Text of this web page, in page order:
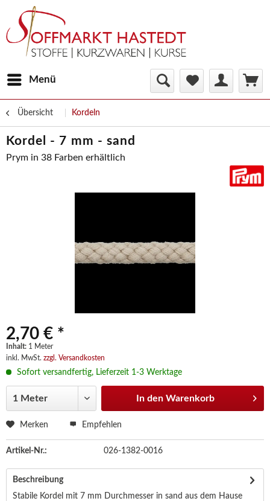
Menü
Übersicht Kordeln
Kordel - 7 mm - sand
Prym in 38 Farben erhältlich
2,70 € *
Inhalt: 1 Meter
inkl. MwSt. zzgl. Versandkosten
Sofort versandfertig, Lieferzeit 1-3 Werktage
In den Warenkorb
Merken Empfehlen
Artikel-Nr.: 026-1382-0016
Beschreibung
Stabile Kordel mit 7 mm Durchmesser in sand aus dem Hause